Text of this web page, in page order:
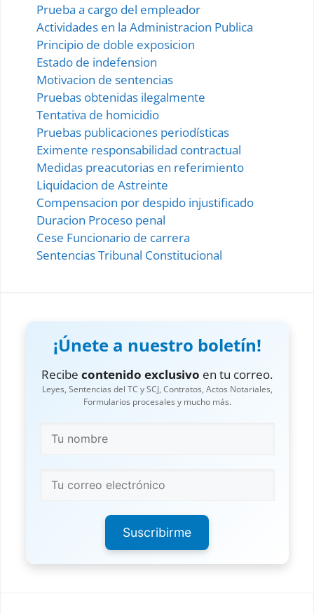
Prueba a cargo del empleador
Actividades en la Administracion Publica
Principio de doble exposicion
Estado de indefension
Motivacion de sentencias
Pruebas obtenidas ilegalmente
Tentativa de homicidio
Pruebas publicaciones periodísticas
Eximente responsabilidad contractual
Medidas preacutorias en referimiento
Liquidacion de Astreinte
Compensacion por despido injustificado
Duracion Proceso penal
Cese Funcionario de carrera
Sentencias Tribunal Constitucional
¡Únete a nuestro boletín!
Recibe contenido exclusivo en tu correo.
Leyes, Sentencias del TC y SCJ, Contratos, Actos Notariales,
Formularios procesales y mucho más.
Suscribirme